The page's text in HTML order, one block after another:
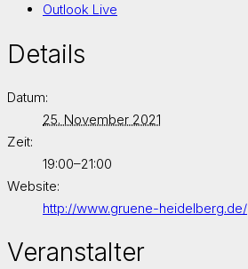
Outlook Live
Details
Datum:
25. November 2021
Zeit:
19:00–21:00
Website:
http://www.gruene-heidelberg.de/
Veranstalter